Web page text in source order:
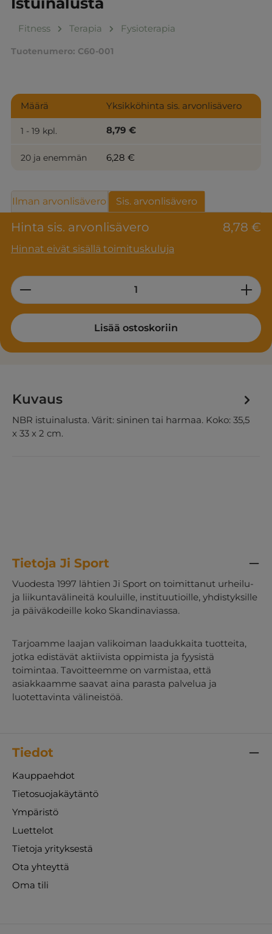
Fitness Terapia Fysioterapia
Tuotenumero: C60-001
Hinta sis. arvonlisävero 8,78 €
Hinnat eivät sisällä toimituskuluja
Määrä Yksikköhinta sis. arvonlisävero
1 - 19 kpl. 8,79 €
20 ja enemmän 6,28 €
Ilman arvonlisävero Sis. arvonlisävero
Product Quantity: Enter the desired
Lisää ostoskoriin
Kuvaus
NBR istuinalusta. Värit: sininen tai harmaa. Koko: 35,5
x 33 x 2 cm.
Tietoja Ji Sport
Vuodesta 1997 lähtien Ji Sport on toimittanut urheilu-
ja liikuntavälineitä kouluille, instituutioille, yhdistyksille
ja päiväkodeille koko Skandinaviassa.
Tarjoamme laajan valikoiman laadukkaita tuotteita,
jotka edistävät aktiivista oppimista ja fyysistä
toimintaa. Tavoitteemme on varmistaa, että
asiakkaamme saavat aina parasta palvelua ja
luotettavinta välineistöä.
Tiedot
Kauppaehdot
Tietosuojakäytäntö
Ympäristö
Luettelot
Tietoja yrityksestä
Ota yhteyttä
Oma tili